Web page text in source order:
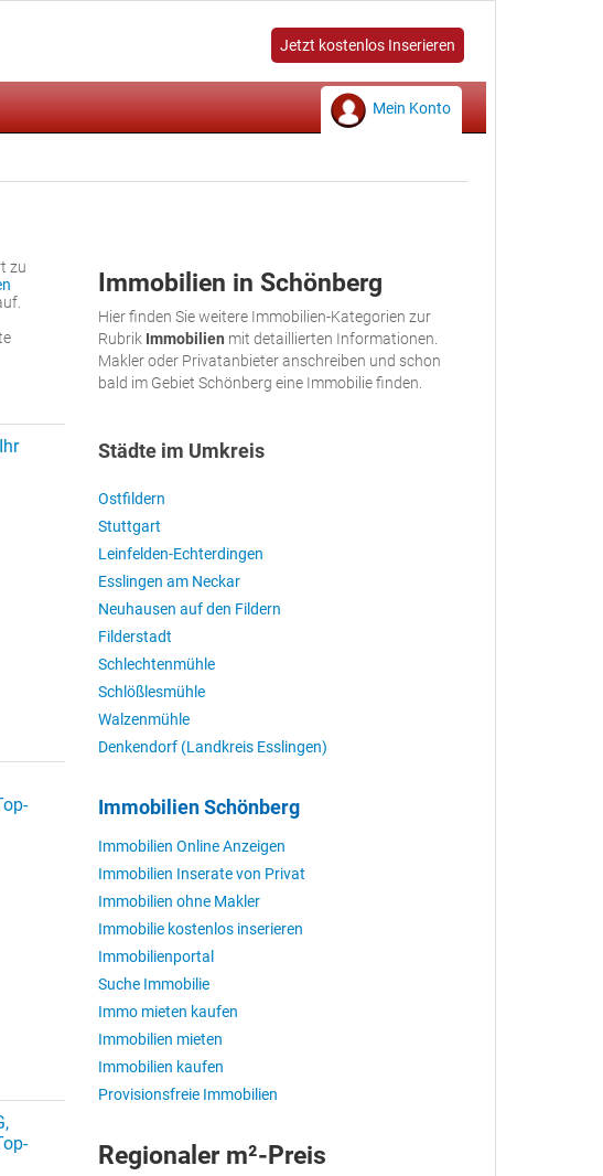
Jetzt kostenlos Inserieren
Mein Konto
zu
Immobilien in Schönberg
Hier finden Sie weitere Immobilien-Kategorien zur
Rubrik Immobilien mit detaillierten Informationen.
Makler oder Privatanbieter anschreiben und schon
bald im Gebiet Schönberg eine Immobilie finden.
Städte im Umkreis
Ostfildern
Stuttgart
Leinfelden-Echterdingen
Esslingen am Neckar
Neuhausen auf den Fildern
Filderstadt
Schlechtenmühle
Schlößlesmühle
Walzenmühle
Denkendorf (Landkreis Esslingen)
Immobilien Schönberg
Immobilien Online Anzeigen
Immobilien Inserate von Privat
Immobilien ohne Makler
Immobilie kostenlos inserieren
Immobilienportal
Suche Immobilie
Immo mieten kaufen
Immobilien mieten
Immobilien kaufen
Provisionsfreie Immobilien
Regionaler m²-Preis